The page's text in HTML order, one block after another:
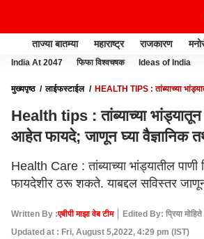
ताज्या बातम्या महाराष्ट्र राजकारण
India At 2047 फिफा विश्वचषक Ideas of India
मुख्यपृष्ठ लाईफस्टाईल
HEALTH TIPS : तांब्याच्या
Health tips : तांब्याच्या भांड्यातून
आहेत फायदे; जाणून घ्या वैज्ञानिक
Health Care : तांब्याच्या भांड्यातील पाणी
फायदेशीर ठरू शकते. याबद्दल सविस्तर
Written By :एबीपी माझा वेब टीम
Edited By: प्रिया मोहिते
Updated at : Fri, August 5,2022, 4:29 pm (IST)